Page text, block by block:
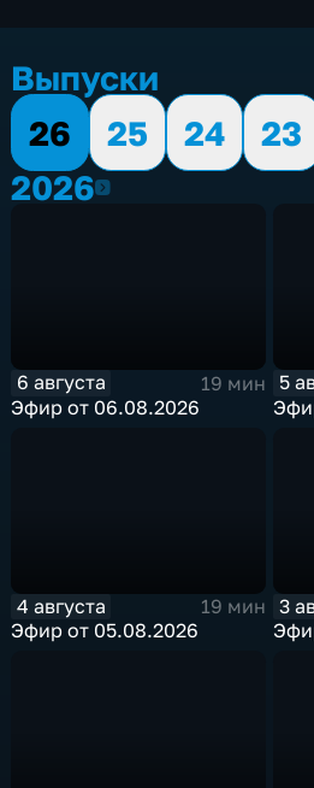
Выпуски
26
25 24 23
20262026
6 августа
19 мин
Эфир от 06.08.2026
5
4 августа
19 мин
Эфир от 05.08.2026
3